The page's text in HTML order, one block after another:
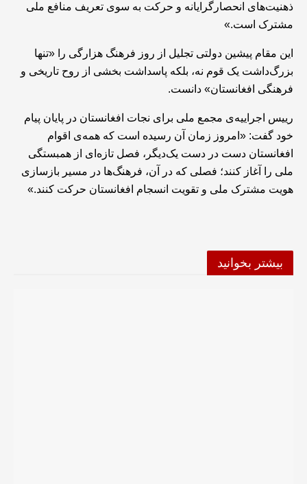
ذهنیت‌های انحصارگرایانه و حرکت به ‌سوی تعریف منافع ملی
مشترک است.»
این مقام پیشین دولتی تجلیل از روز فرهنگ هزارگی را «تنها
بزرگ‌داشت یک قوم نه، بلکه پاسداشت بخشی از روح تاریخی و
فرهنگی افغانستان» دانست.
رییس اجراییه‌ی مجمع ملی برای نجات افغانستان در پایان پیام
خود گفت: «امروز زمان آن رسیده است که همه‌ی اقوام
افغانستان دست در دست یک‌دیگر، فصل تازه‌ای از همبستگی
ملی را آغاز کنند؛ فصلی که در آن، فرهنگ‌ها در مسیر بازسازی
هویت مشترک ملی و تقویت انسجام افغانستان حرکت کنند.»
بیشتر بخوانید